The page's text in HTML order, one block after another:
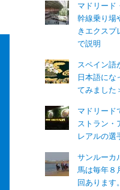
マドリード
幹線乗り場
きエクスプ
で説明
スペイン語
日本語にな
てみました
マドリード
ストラン・
レアルの選
サンルーカ
馬は毎年８
回あります。